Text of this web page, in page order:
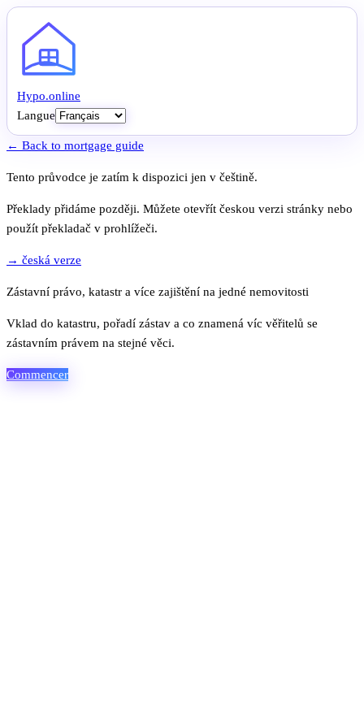
Hypo.online
Langue
← Back to mortgage guide
Tento průvodce je zatím k dispozici jen v češtině.
Překlady přidáme později. Můžete otevřít českou verzi stránky nebo
použít překladač v prohlížeči.
→ česká verze
Zástavní právo, katastr a více zajištění na jedné nemovitosti
Vklad do katastru, pořadí zástav a co znamená víc věřitelů se
zástavním právem na stejné věci.
Commencer